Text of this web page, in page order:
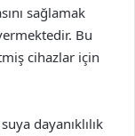
sağlamak
Bu
cihazlar için
dayanıklılık